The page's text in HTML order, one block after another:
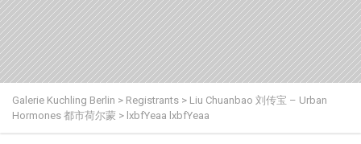
Galerie Kuchling Berlin > Registrants > Liu Chuanbao 刘传宝 – Urban
Hormones 都市荷尔蒙 > lxbfYeaa lxbfYeaa